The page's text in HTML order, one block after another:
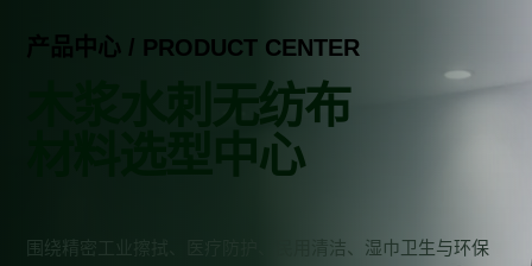
产品中心 / PRODUCT CENTER
木浆水刺无纺布
材料选型中心
围绕精密工业擦拭、医疗防护、民用清洁、湿巾卫生与环保